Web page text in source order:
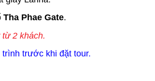
Tha Phae Gate.
2 khách.
trước khi đặt tour.
Có Trẻ Em 4N3Đ quantity